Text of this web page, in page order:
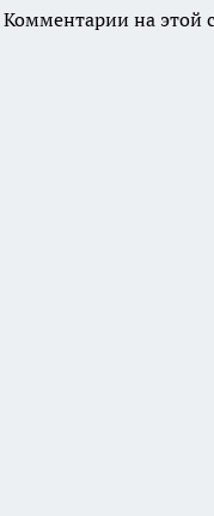
Комментарии на этой